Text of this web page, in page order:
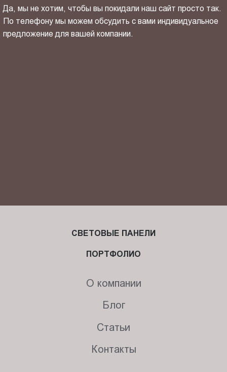
Да, мы не хотим, чтобы вы покидали наш сайт просто так.
По телефону мы можем обсудить с вами индивидуальное
предложение для вашей компании.
ОТПРАВИТЬ СВОЙ КОНТАКТ
СВЕТОВЫЕ ПАНЕЛИ
ПОРТФОЛИО
О компании
Блог
Статьи
Контакты